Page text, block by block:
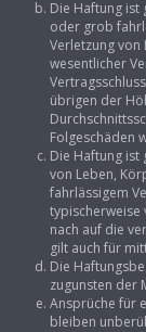
Die Haftung ist
oder grob
Verletzung
wesentlicher
übrigen der
Folgeschäden
Die Haftung
von Leben,
fahrlässigem
typischerweise
nach auf die
gilt auch für
Die
zugunsten der
Ansprüche für
bleiben